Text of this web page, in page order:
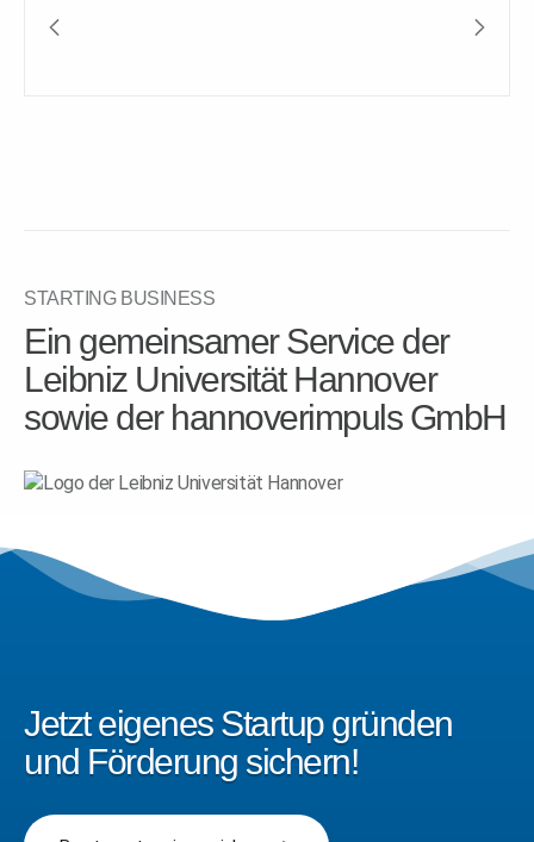
STARTING BUSINESS
Ein gemeinsamer Service der
Leibniz Universität Hannover
sowie der hannoverimpuls GmbH
Jetzt eigenes Startup gründen
und Förderung sichern!